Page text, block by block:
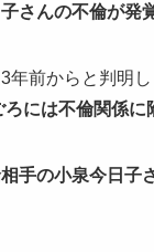
さんの不倫が発
前からと判明し
ろには不倫関係に
手の小泉今日子